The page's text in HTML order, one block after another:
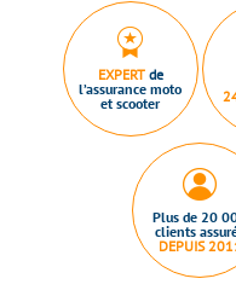
EXPERTde
l’assurance moto
et scooter
Plus de 20
clients
DEPUIS